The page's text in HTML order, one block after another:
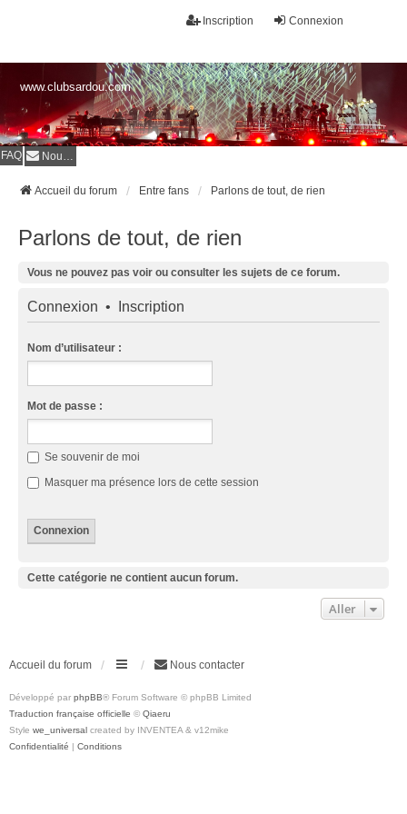
Connexion
Inscription
www.clubsardou.com
FAQ Nous contacter
Accueil du forum Entre fans Parlons de tout, de rien
Parlons de tout, de rien
Vous ne pouvez pas voir ou consulter les sujets de ce forum.
Connexion • Inscription
Nom d’utilisateur :
Mot de passe :
Se souvenir de moi
Masquer ma présence lors de cette session
Cette catégorie ne contient aucun forum.
Aller
Accueil du forum Nous contacter
Développé par phpBB® Forum Software © phpBB Limited
Traduction française officielle © Qiaeru
Style we_universal created by INVENTEA & v12mike
Confidentialité | Conditions